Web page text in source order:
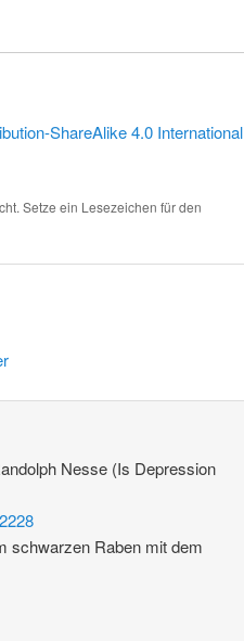
ShareAlike 4.0 International
Setze ein Lesezeichen für den
Nesse (Is Depression
schwarzen Raben mit dem